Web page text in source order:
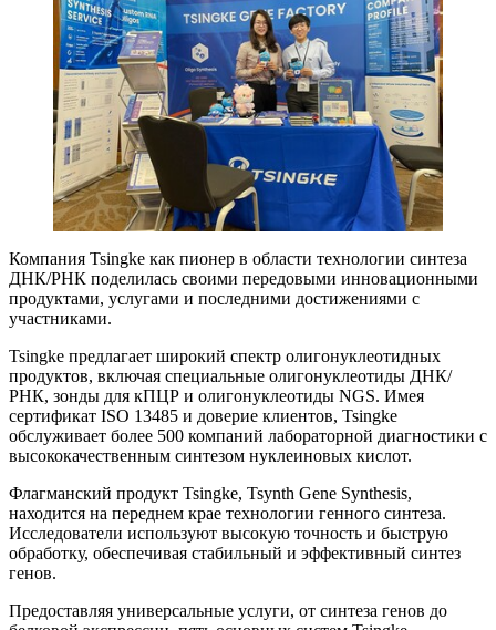
Компания Tsingke как пионер в области технологии синтеза
ДНК/РНК поделилась своими передовыми инновационными
продуктами, услугами и последними достижениями с
участниками.
Tsingke предлагает широкий спектр олигонуклеотидных
продуктов, включая специальные олигонуклеотиды ДНК/
РНК, зонды для кПЦР и олигонуклеотиды NGS. Имея
сертификат ISO 13485 и доверие клиентов, Tsingke
обслуживает более 500 компаний лабораторной диагностики с
высококачественным синтезом нуклеиновых кислот.
Флагманский продукт Tsingke, Tsynth Gene Synthesis,
находится на переднем крае технологии генного синтеза.
Исследователи используют высокую точность и быструю
обработку, обеспечивая стабильный и эффективный синтез
генов.
Предоставляя универсальные услуги, от синтеза генов до